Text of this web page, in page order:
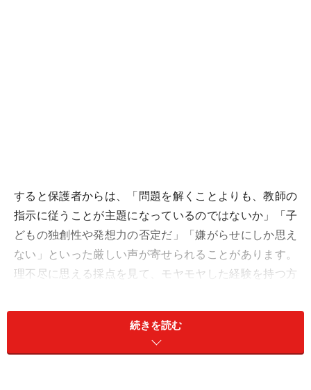
すると保護者からは、「問題を解くことよりも、教師の
指示に従うことが主題になっているのではないか」「子
どもの独創性や発想力の否定だ」「嫌がらせにしか思え
ない」といった厳しい声が寄せられることがあります。
理不尽に思える採点を見て、モヤモヤした経験を持つ方
All Aboutの子育て・教育ガイド、鈴木邦明氏の著書
い方・伝え方でこんなに変わる 保護者の相談・クレーム
続きを読む